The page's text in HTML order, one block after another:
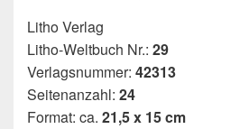
Litho Verlag
Litho-Weltbuch Nr.: 29
Verlagsnummer: 42313
Seitenanzahl: 24
Format: ca. 21,5 x 15 cm